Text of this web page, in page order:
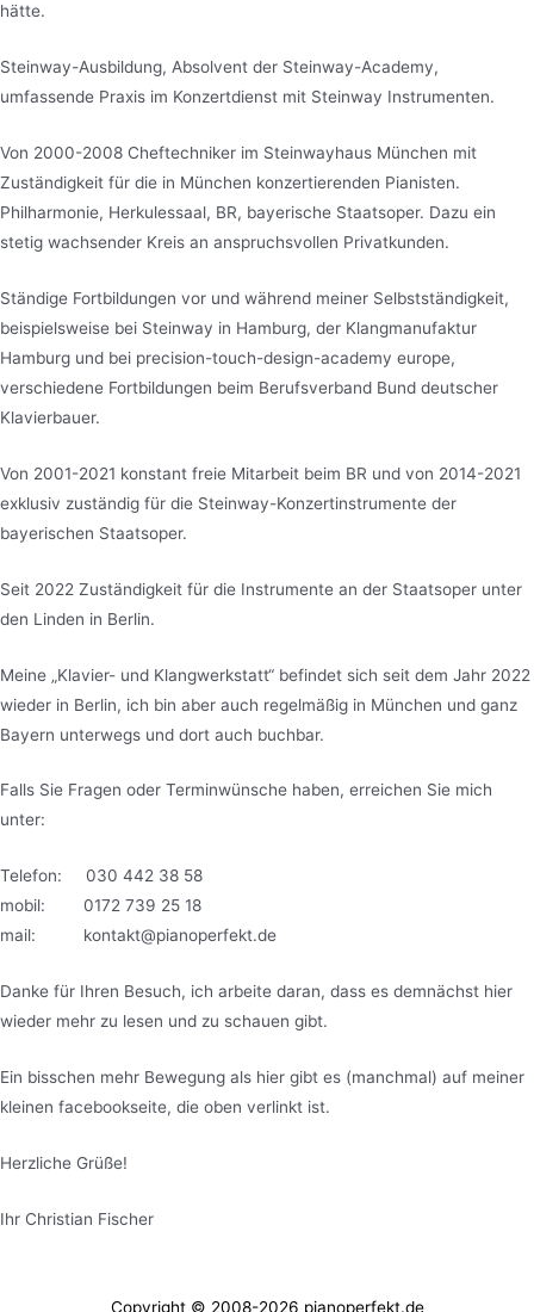
hätte.
Steinway-Ausbildung, Absolvent der Steinway-Academy,
umfassende Praxis im Konzertdienst mit Steinway Instrumenten.
Von 2000-2008 Cheftechniker im Steinwayhaus München mit
Zuständigkeit für die in München konzertierenden Pianisten.
Philharmonie, Herkulessaal, BR, bayerische Staatsoper. Dazu ein
stetig wachsender Kreis an anspruchsvollen Privatkunden.
Ständige Fortbildungen vor und während meiner Selbstständigkeit,
beispielsweise bei Steinway in Hamburg, der Klangmanufaktur
Hamburg und bei precision-touch-design-academy europe,
verschiedene Fortbildungen beim Berufsverband Bund deutscher
Klavierbauer.
Von 2001-2021 konstant freie Mitarbeit beim BR und von 2014-2021
exklusiv zuständig für die Steinway-Konzertinstrumente der
bayerischen Staatsoper.
Seit 2022 Zuständigkeit für die Instrumente an der Staatsoper unter
den Linden in Berlin.
Meine „Klavier- und Klangwerkstatt“ befindet sich seit dem Jahr 2022
wieder in Berlin, ich bin aber auch regelmäßig in München und ganz
Bayern unterwegs und dort auch buchbar.
Falls Sie Fragen oder Terminwünsche haben, erreichen Sie mich
unter:
Telefon: 030 442 38 58
mobil: 0172 739 25 18
mail: kontakt@pianoperfekt.de
Danke für Ihren Besuch, ich arbeite daran, dass es demnächst hier
wieder mehr zu lesen und zu schauen gibt.
Ein bisschen mehr Bewegung als hier gibt es (manchmal) auf meiner
kleinen facebookseite, die oben verlinkt ist.
Herzliche Grüße!
Ihr Christian Fischer
Copyright © 2008-2026 pianoperfekt.de